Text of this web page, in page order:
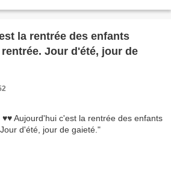
des enfants
Jour d'été, jour de